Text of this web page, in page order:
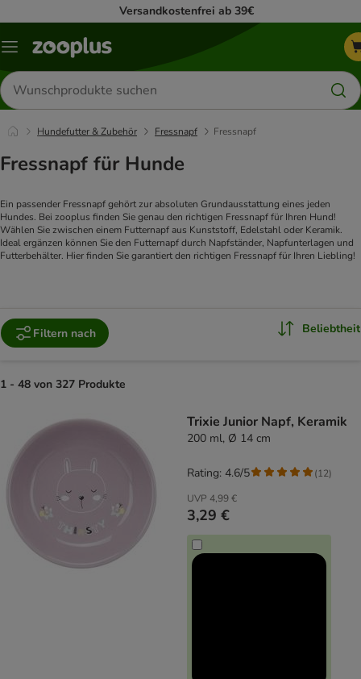
Versandkostenfrei ab 39€
Menü
Produkte
suchen
Hundefutter & Zubehör Fressnapf Fressnapf
Fressnapf für Hunde
Ein passender Fressnapf gehört zur absoluten Grundausstattung eines jeden
Hundes. Bei zooplus finden Sie genau den richtigen Fressnapf für Ihren Hund!
Wählen Sie zwischen einem Futternapf aus Kunststoff, Edelstahl oder Keramik.
Ideal ergänzen können Sie den Futternapf durch Napfständer, Napfunterlagen und
Futterbehälter. Hier finden Sie garantiert den richtigen Fressnapf für Ihren Liebling!
Filtern nach Beliebtheit
1 - 48 von 327 Produkte
Trixie Junior Napf, Keramik
200 ml, Ø 14 cm
UVP 4,99 €
3,29 €
Rating: 4.6/5 (12)